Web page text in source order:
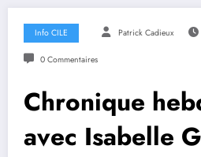
Info CILE Patrick Cadieux
0 Commentaires
Chronique
avec Isabelle